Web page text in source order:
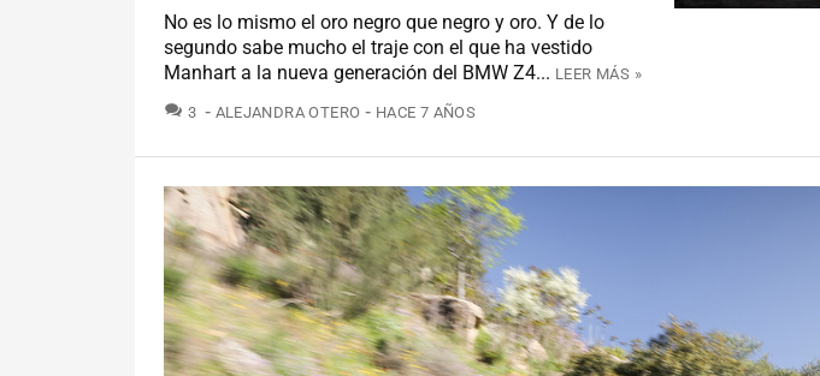
No es lo mismo el oro negro que negro y oro. Y de lo
segundo sabe mucho el traje con el que ha vestido
Manhart a la nueva generación del BMW Z4... LEER MÁS »
3 COMENTARIOS
ALEJANDRA OTERO HACE 7 AÑOS